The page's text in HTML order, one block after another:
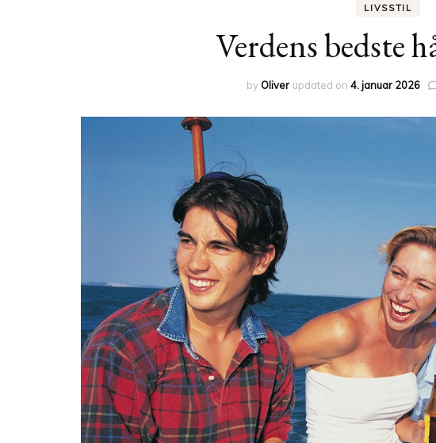
LIVSSTIL
Verdens bedste
byOliver updated on 4. januar 2026